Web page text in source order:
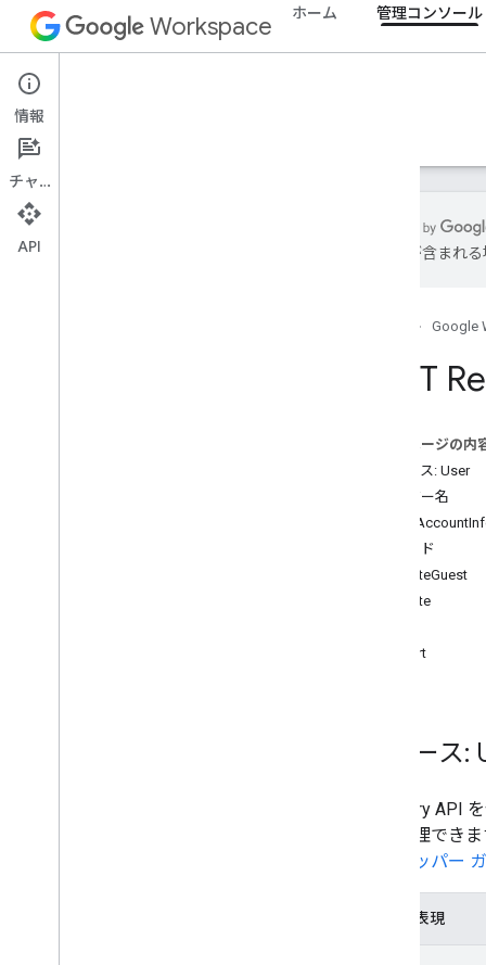
Workspace ホーム 管理コンソール
Admin console
概要
は誤りが含まれ
Google
REST
このページの内
リソース: User
ユーザー名
メソッド
createGuest
delete
insert
リソース:
Directory API
して管理でき
デベロッパー
JSON 表現
情報
チャット
API